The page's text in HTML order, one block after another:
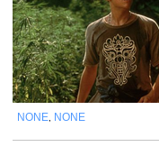
NONE NONE